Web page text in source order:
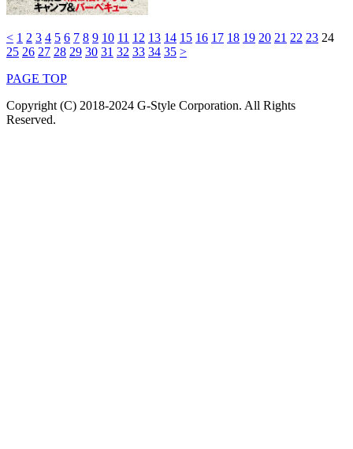
< 1 2 3 4 5 6 7 8 9 10 11 12 13 14 15 16 17 18 19 20 21 22 23 24
25 26 27 28 29 30 31 32 33 34 35 >
PAGE TOP
Copyright (C) 2018-2024 G-Style Corporation. All Rights
Reserved.